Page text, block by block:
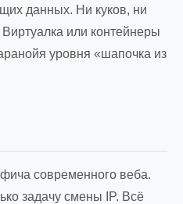
данных. Ни куков, ни
или контейнеры
уровня «шапочка из
современного веба.
задачу смены IP. Всё